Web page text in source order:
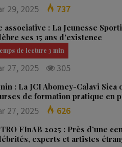
29, 2025 737
associative : La Jeunesse
ses 15 ans d’existence
27, 2025 305
: La JCI Abomey-Calavi Sica
de formation pratique en
27, 2025 626
FInAB 2025 : Près d’une
experts et artistes